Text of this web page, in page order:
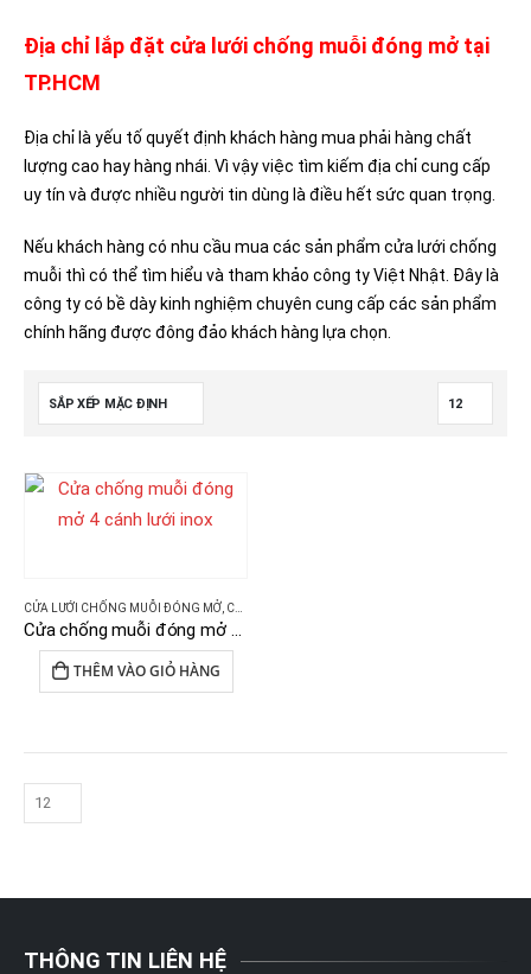
Địa chỉ lắp đặt cửa lưới chống muỗi đóng mở tại
TP.HCM
Địa chỉ là yếu tố quyết định khách hàng mua phải hàng chất
lượng cao hay hàng nhái. Vì vậy việc tìm kiếm địa chỉ cung cấp
uy tín và được nhiều người tin dùng là điều hết sức quan trọng.
Nếu khách hàng có nhu cầu mua các sản phẩm cửa lưới chống
muỗi thì có thể tìm hiểu và tham khảo công ty Việt Nhật. Đây là
công ty có bề dày kinh nghiệm chuyên cung cấp các sản phẩm
chính hãng được đông đảo khách hàng lựa chọn.
CỬA LƯỚI CHỐNG MUỖI ĐÓNG MỞ CỬA LƯỚI CHỐNG MUỖI
Cửa chống muỗi đóng mở 4 cánh lưới inox cao cấp chống cắt
THÊM VÀO GIỎ HÀNG
THÔNG TIN LIÊN HỆ